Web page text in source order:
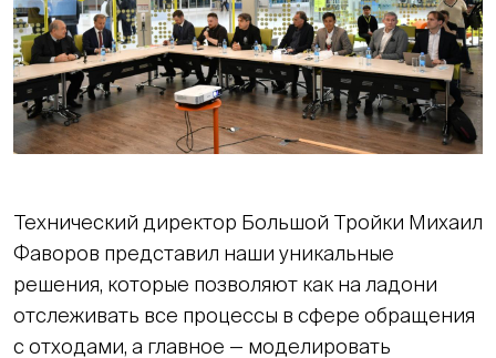
Технический директор Большой Тройки Михаил
Фаворов представил наши уникальные
решения, которые позволяют как на ладони
отслеживать все процессы в сфере обращения
с отходами, а главное — моделировать